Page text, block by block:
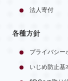
法人寄付
各種方針
プライバシー
いじめ防止基